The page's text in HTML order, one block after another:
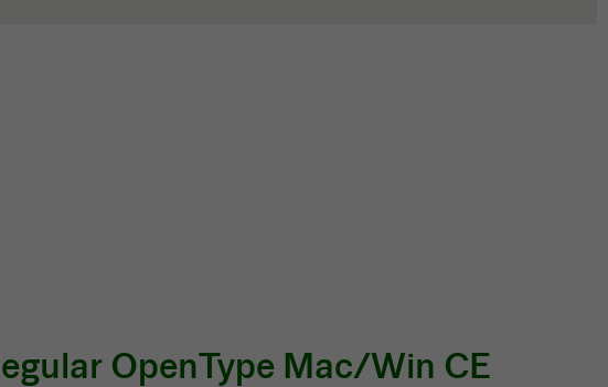
OpenType Mac/Win CE